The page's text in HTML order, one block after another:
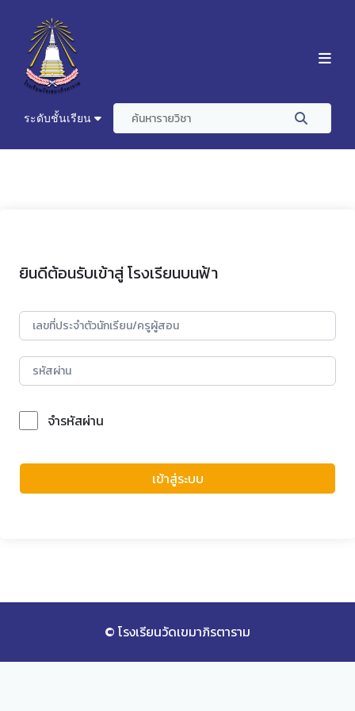
ระดับชั้นเรียน
ยินดีต้อนรับเข้าสู่ โรงเรียนบนฟ้า
จำรหัสผ่าน
เข้าสู่ระบบ
© โรงเรียนวัดเขมาภิรตาราม